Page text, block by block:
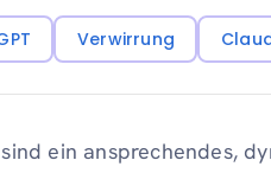
Verwirrung
ein ansprechendes,